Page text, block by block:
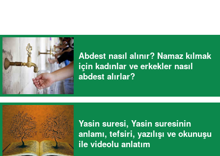
Abdest nasıl alınır? Namaz kılmak
için kadınlar ve erkekler nasıl
abdest alırlar?
Yasin suresi, Yasin suresinin
anlamı, tefsiri, yazılışı ve okunuşu
ile videolu anlatım